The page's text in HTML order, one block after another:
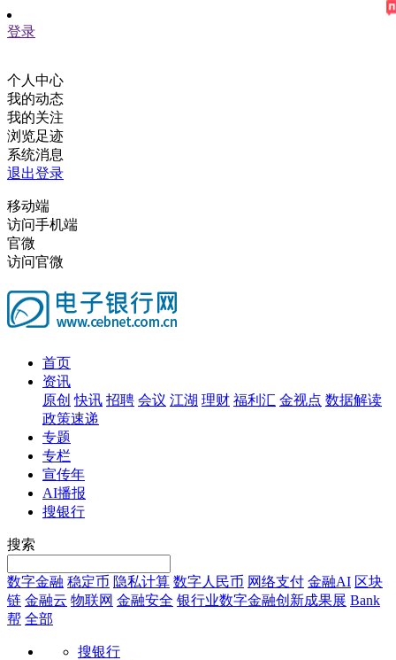
登录
个人中心
我的动态
我的关注
浏览足迹
系统消息
退出登录
移动端
访问手机端
官微
访问官微
首页
资讯
原创 快讯 招聘 会议 江湖 理财 福利汇 金视点 数据解读
政策速递
专题
专栏
宣传年
AI播报
搜银行
搜索
数字金融 稳定币 隐私计算 数字人民币 网络支付 金融AI 区块
链 金融云 物联网 金融安全 银行业数字金融创新成果展 Bank
帮 全部
搜银行